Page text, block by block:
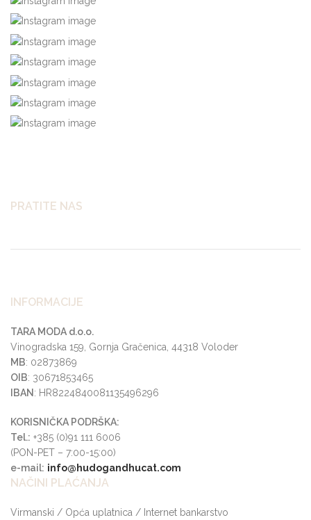
PRATITE NAS
INFORMACIJE
TARA MODA d.o.o.
Vinogradska 159, Gornja Gračenica, 44318 Voloder
MB: 02873869
OIB: 30671853465
IBAN: HR8224840081135496296
KORISNIČKA PODRŠKA:
Tel.: +385 (0)91 111 6006
(PON-PET – 7:00-15:00)
e-mail: info@hudogandhucat.com
NAČINI PLAĆANJA
Virmanski / Opća uplatnica / Internet bankarstvo